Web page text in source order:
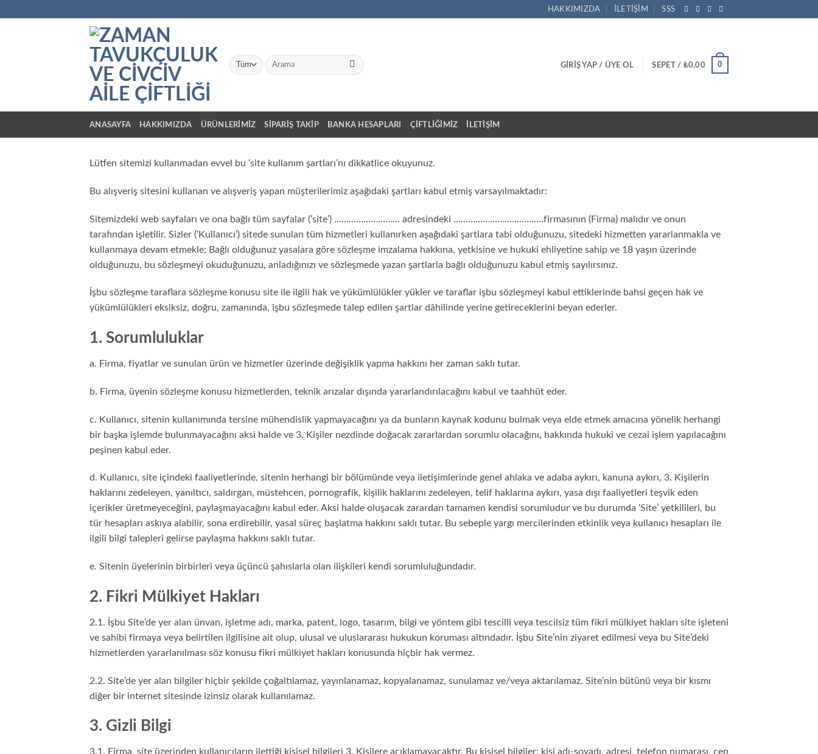
HAKKIMIZDA İLETIŞIM SSS
Ara:
GIRIŞ YAP / ÜYE OL SEPET / ₺0,00 0
ANASAYFA HAKKIMIZDA ÜRÜNLERİMİZ SIPARIŞ TAKIP BANKA HESAPLARI ÇIFTLIĞIMIZ İLETIŞIM
Lütfen sitemizi kullanmadan evvel bu ‘site kullanım şartları’nı dikkatlice okuyunuz.
Bu alışveriş sitesini kullanan ve alışveriş yapan müşterilerimiz aşağıdaki şartları kabul etmiş varsayılmaktadır:
Sitemizdeki web sayfaları ve ona bağlı tüm sayfalar (‘site’) ……………………… adresindeki ……………………………….firmasının (Firma) malıdır ve onun
tarafından işletilir. Sizler (‘Kullanıcı’) sitede sunulan tüm hizmetleri kullanırken aşağıdaki şartlara tabi olduğunuzu, sitedeki hizmetten yararlanmakla ve
kullanmaya devam etmekle; Bağlı olduğunuz yasalara göre sözleşme imzalama hakkına, yetkisine ve hukuki ehliyetine sahip ve 18 yaşın üzerinde
olduğunuzu, bu sözleşmeyi okuduğunuzu, anladığınızı ve sözleşmede yazan şartlarla bağlı olduğunuzu kabul etmiş sayılırsınız.
İşbu sözleşme taraflara sözleşme konusu site ile ilgili hak ve yükümlülükler yükler ve taraflar işbu sözleşmeyi kabul ettiklerinde bahsi geçen hak ve
yükümlülükleri eksiksiz, doğru, zamanında, işbu sözleşmede talep edilen şartlar dâhilinde yerine getireceklerini beyan ederler.
1. Sorumluluklar
a. Firma, fiyatlar ve sunulan ürün ve hizmetler üzerinde değişiklik yapma hakkını her zaman saklı tutar.
b. Firma, üyenin sözleşme konusu hizmetlerden, teknik arızalar dışında yararlandırılacağını kabul ve taahhüt eder.
c. Kullanıcı, sitenin kullanımında tersine mühendislik yapmayacağını ya da bunların kaynak kodunu bulmak veya elde etmek amacına yönelik herhangi
bir başka işlemde bulunmayacağını aksi halde ve 3. Kişiler nezdinde doğacak zararlardan sorumlu olacağını, hakkında hukuki ve cezai işlem yapılacağını
peşinen kabul eder.
d. Kullanıcı, site içindeki faaliyetlerinde, sitenin herhangi bir bölümünde veya iletişimlerinde genel ahlaka ve adaba aykırı, kanuna aykırı, 3. Kişilerin
haklarını zedeleyen, yanıltıcı, saldırgan, müstehcen, pornografik, kişilik haklarını zedeleyen, telif haklarına aykırı, yasa dışı faaliyetleri teşvik eden
içerikler üretmeyeceğini, paylaşmayacağını kabul eder. Aksi halde oluşacak zarardan tamamen kendisi sorumludur ve bu durumda ‘Site’ yetkilileri, bu
tür hesapları askıya alabilir, sona erdirebilir, yasal süreç başlatma hakkını saklı tutar. Bu sebeple yargı mercilerinden etkinlik veya kullanıcı hesapları ile
ilgili bilgi talepleri gelirse paylaşma hakkını saklı tutar.
e. Sitenin üyelerinin birbirleri veya üçüncü şahıslarla olan ilişkileri kendi sorumluluğundadır.
2. Fikri Mülkiyet Hakları
2.1. İşbu Site’de yer alan ünvan, işletme adı, marka, patent, logo, tasarım, bilgi ve yöntem gibi tescilli veya tescilsiz tüm fikri mülkiyet hakları site işleteni
ve sahibi firmaya veya belirtilen ilgilisine ait olup, ulusal ve uluslararası hukukun koruması altındadır. İşbu Site’nin ziyaret edilmesi veya bu Site’deki
hizmetlerden yararlanılması söz konusu fikri mülkiyet hakları konusunda hiçbir hak vermez.
2.2. Site’de yer alan bilgiler hiçbir şekilde çoğaltılamaz, yayınlanamaz, kopyalanamaz, sunulamaz ve/veya aktarılamaz. Site’nin bütünü veya bir kısmı
diğer bir internet sitesinde izinsiz olarak kullanılamaz.
3. Gizli Bilgi
3.1. Firma, site üzerinden kullanıcıların ilettiği kişisel bilgileri 3. Kişilere açıklamayacaktır. Bu kişisel bilgiler; kişi adı-soyadı, adresi, telefon numarası, cep